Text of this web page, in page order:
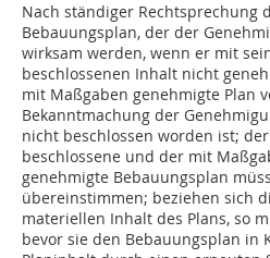
Nach ständiger Rechtsprechung
Bebauungsplan, der der
wirksam werden, wenn er mit
beschlossenen Inhalt nicht
mit Maßgaben genehmigte Plan
Bekanntmachung der
nicht be­­schlossen worden ist;
beschlossene und der mit
genehmigte Bebauungsplan
übereinstimmen; beziehen sich
materiellen Inhalt des Plans, so
bevor sie den Bebauungsplan in